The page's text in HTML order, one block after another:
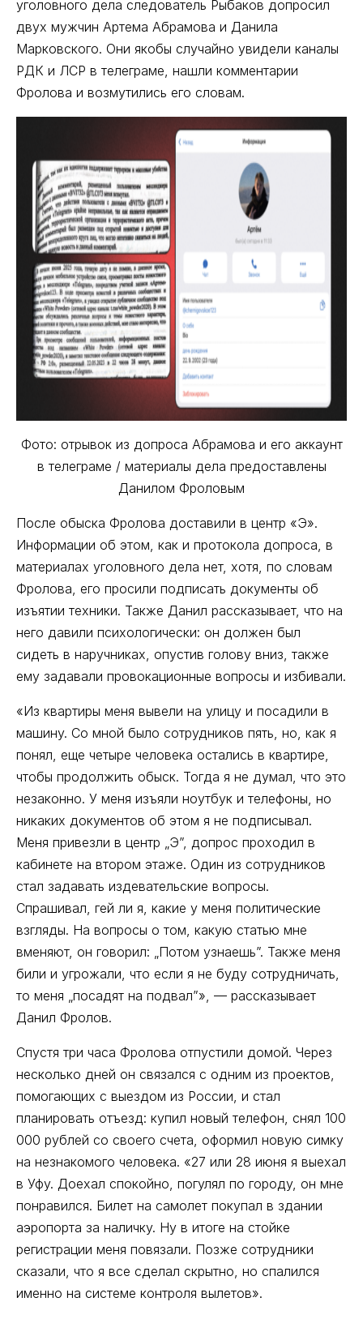
уголовного дела следователь Рыбаков допросил
двух мужчин Артема Абрамова и Данила
Марковского. Они якобы случайно увидели каналы
РДК и ЛСР в телеграме, нашли комментарии
Фролова и возмутились его словам.
Фото: отрывок из допроса Абрамова и его аккаунт
в телеграме / материалы дела предоставлены
Данилом Фроловым
После обыска Фролова доставили в центр «Э».
Информации об этом, как и протокола допроса, в
материалах уголовного дела нет, хотя, по словам
Фролова, его просили подписать документы об
изъятии техники. Также Данил рассказывает, что на
него давили психологически: он должен был
сидеть в наручниках, опустив голову вниз, также
ему задавали провокационные вопросы и избивали.
«Из квартиры меня вывели на улицу и посадили в
машину. Со мной было сотрудников пять, но, как я
понял, еще четыре человека остались в квартире,
чтобы продолжить обыск. Тогда я не думал, что это
незаконно. У меня изъяли ноутбук и телефоны, но
никаких документов об этом я не подписывал.
Меня привезли в центр „Э”, допрос проходил в
кабинете на втором этаже. Один из сотрудников
стал задавать издевательские вопросы.
Спрашивал, гей ли я, какие у меня политические
взгляды. На вопросы о том, какую статью мне
вменяют, он говорил: „Потом узнаешь”. Также меня
били и угрожали, что если я не буду сотрудничать,
то меня „посадят на подвал”», — рассказывает
Данил Фролов.
Спустя три часа Фролова отпустили домой. Через
несколько дней он связался с одним из проектов,
помогающих с выездом из России, и стал
планировать отъезд: купил новый телефон, снял 100
000 рублей со своего счета, оформил новую симку
на незнакомого человека. «27 или 28 июня я выехал
в Уфу. Доехал спокойно, погулял по городу, он мне
понравился. Билет на самолет покупал в здании
аэропорта за наличку. Ну в итоге на стойке
регистрации меня повязали. Позже сотрудники
сказали, что я все сделал скрытно, но спалился
именно на системе контроля вылетов».